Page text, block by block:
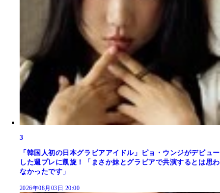
3
「韓国人初の日本グラビアアイドル」ピョ・ウンジがデビュー
した週プレに凱旋！「まさか妹とグラビアで共演するとは思わ
なかったです」
2026年08月03日 20:00